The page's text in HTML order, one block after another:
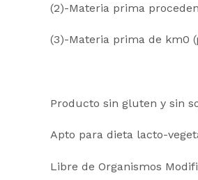
(2)-Materia prima
(3)-Materia prima de km0
Producto sin gluten y sin
Apto para dieta lacto-
Libre de Organismos